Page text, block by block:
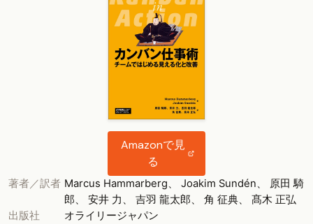
Amazonで見
る
著者／訳者 Marcus Hammarberg、 Joakim Sundén、 原田 騎
郎、 安井 力、 吉羽 龍太郎、 角 征典、 髙木 正弘
出版社 オライリージャパン